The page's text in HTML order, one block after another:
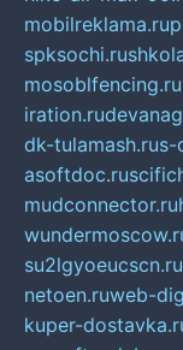
mobilreklama.ru
spksochi.ru
mosoblfencing.ru
iration.ru
dk-tulamash.rus-
asoftdoc.ru
mudconnector.ru
su2lgyoeucscn.ru
netoen.ruweb-
kuper-